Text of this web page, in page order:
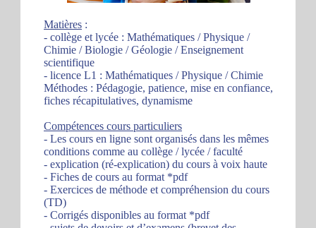
Matières :
- collège et lycée : Mathématiques / Physique /
Chimie / Biologie / Géologie / Enseignement
scientifique
- licence L1 : Mathématiques / Physique / Chimie
Méthodes : Pédagogie, patience, mise en confiance,
fiches récapitulatives, dynamisme
Compétences cours particuliers
- Les cours en ligne sont organisés dans les mêmes
conditions comme au collège / lycée / faculté
- explication (ré-explication) du cours à voix haute
- Fiches de cours au format *pdf
- Exercices de méthode et compréhension du cours
(TD)
- Corrigés disponibles au format *pdf